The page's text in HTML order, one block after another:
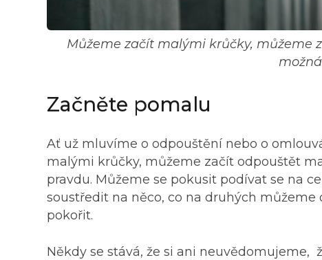
Můžeme začít malými krůčky, můžeme
Začněte pomalu
Ať už mluvíme o odpouštění nebo o
malými krůčky, můžeme začít odpouštět
pravdu. Můžeme se pokusit podívat se na
soustředit na něco, co na druhých
pokořit.
Někdy se stává, že si ani neuvědomujeme,